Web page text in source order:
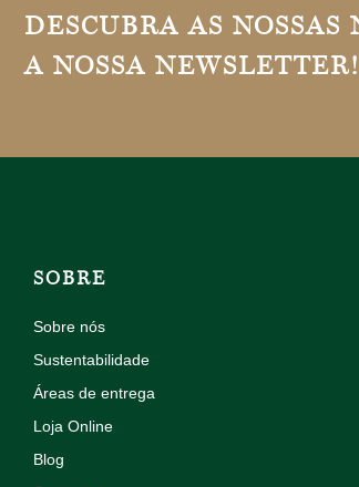
DESCUBRA AS
A NOSSA NEWSLETTER!
SOBRE
Sobre nós
Sustentabilidade
Áreas de entrega
Loja Online
Blog